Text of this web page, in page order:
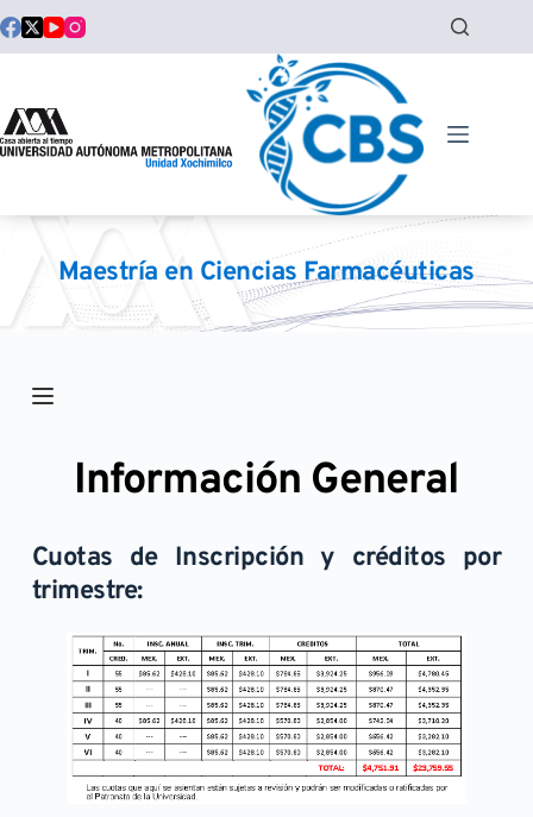
al
contenido
Maestría en Ciencias Farmacéuticas
Información General
Cuotas de Inscripción y créditos por
trimestre: